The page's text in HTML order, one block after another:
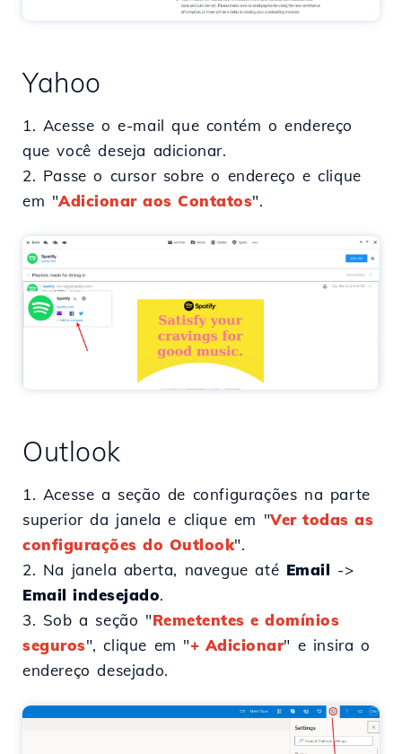
Yahoo
1. Acesse o e-mail que contém o endereço
que você deseja adicionar.
2. Passe o cursor sobre o endereço e clique
em "Adicionar aos Contatos".
Outlook
1. Acesse a seção de configurações na parte
superior da janela e clique em "Ver todas as
configurações do Outlook".
2. Na janela aberta, navegue até Email ->
Email indesejado.
3. Sob a seção "Remetentes e domínios
seguros", clique em "+ Adicionar" e insira o
endereço desejado.